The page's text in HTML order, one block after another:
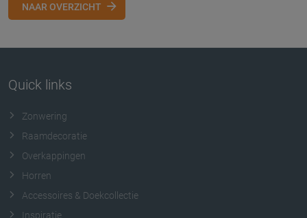
NAAR OVERZICHT
Quick links
Zonwering
Raamdecoratie
Overkappingen
Horren
Accessoires & Doekcollectie
Inspiratie